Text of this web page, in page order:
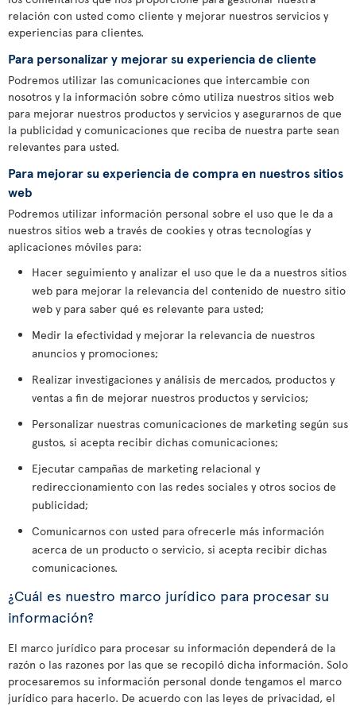
relación con usted como cliente y mejorar nuestros servicios y
experiencias para clientes.
Para personalizar y mejorar su experiencia de cliente
Podremos utilizar las comunicaciones que intercambie con
nosotros y la información sobre cómo utiliza nuestros sitios web
para mejorar nuestros productos y servicios y asegurarnos de que
la publicidad y comunicaciones que reciba de nuestra parte sean
relevantes para usted.
Para mejorar su experiencia de compra en nuestros sitios
web
Podremos utilizar información personal sobre el uso que le da a
nuestros sitios web a través de cookies y otras tecnologías y
aplicaciones móviles para:
Hacer seguimiento y analizar el uso que le da a nuestros sitios
web para mejorar la relevancia del contenido de nuestro sitio
web y para saber qué es relevante para usted;
Medir la efectividad y mejorar la relevancia de nuestros
anuncios y promociones;
Realizar investigaciones y análisis de mercados, productos y
ventas a fin de mejorar nuestros productos y servicios;
Personalizar nuestras comunicaciones de marketing según sus
gustos, si acepta recibir dichas comunicaciones;
Ejecutar campañas de marketing relacional y
redireccionamiento con las redes sociales y otros socios de
publicidad;
Comunicarnos con usted para ofrecerle más información
acerca de un producto o servicio, si acepta recibir dichas
comunicaciones.
¿Cuál es nuestro marco jurídico para procesar su
información?
El marco jurídico para procesar su información dependerá de la
razón o las razones por las que se recopiló dicha información. Solo
procesaremos su información personal donde tengamos el marco
jurídico para hacerlo. De acuerdo con las leyes de privacidad, el